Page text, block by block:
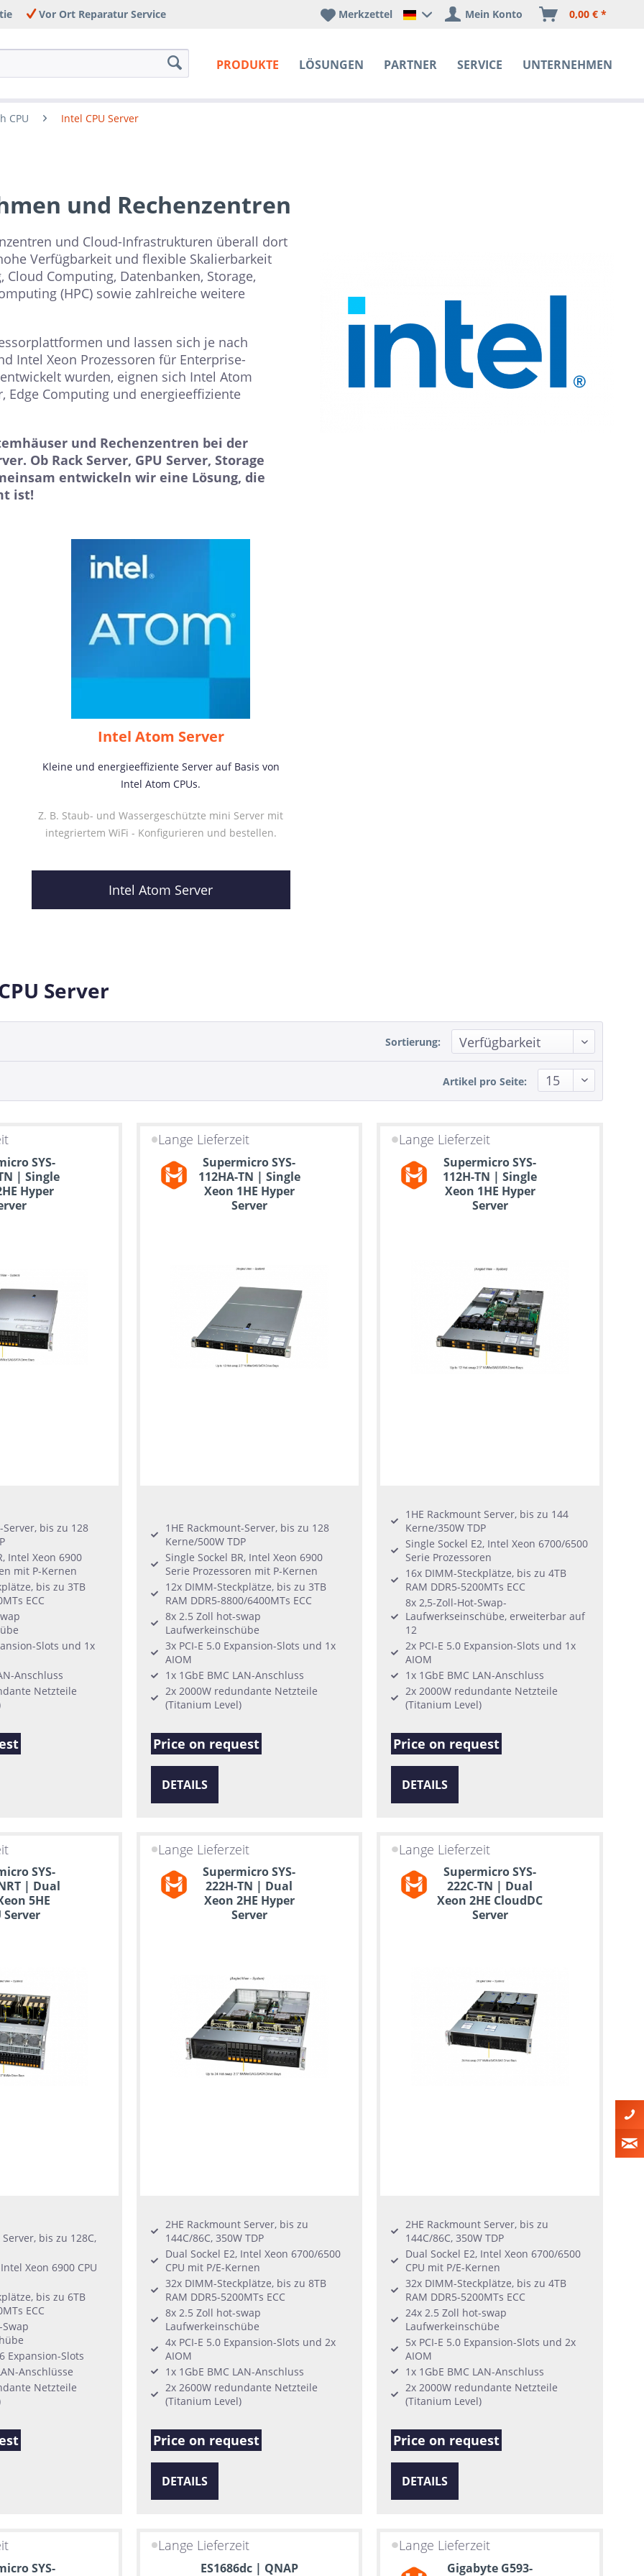
Vor Ort Reparatur Service
PRODUKTE LÖSUNGEN PARTNER SERVICE UNTERNEHMEN
Happyware Deutschland
Merkzettel Mein Konto 0,00 € *
CPU Intel CPU Server
und Rechenzentren
und Cloud-Infrastrukturen überall dort
Verfügbarkeit und flexible Skalierbarkeit
Computing, Datenbanken, Storage,
(HPC) sowie zahlreiche weitere
und lassen sich je nach
Intel Xeon Prozessoren für Enterprise-
wurden, eignen sich Intel Atom
Edge Computing und energieeffiziente
und Rechenzentren bei der
Ob Rack Server, GPU Server, Storage
entwickeln wir eine Lösung, die
ist!
Intel Atom Server
Kleine und energieeffiziente Server auf Basis von
Intel Atom CPUs.
Z. B. Staub- und Wassergeschützte mini Server mit
integriertem WiFi - Konfigurieren und bestellen.
Intel Atom Server
Server
Sortierung:
Artikel pro Seite:
SYS-
| Single
Hyper
Server, bis zu 128
Intel Xeon 6900
mit P-Kernen
bis zu 3TB
ECC
Slots und 1x
Anschluss
Netzteile
Lange Lieferzeit
Supermicro SYS-
112HA-TN | Single
Xeon 1HE Hyper
Server
1HE Rackmount-Server, bis zu 128
Kerne/500W TDP
Single Sockel BR, Intel Xeon 6900
Serie Prozessoren mit P-Kernen
12x DIMM-Steckplätze, bis zu 3TB
RAM DDR5-8800/6400MTs ECC
8x 2.5 Zoll hot-swap
Laufwerkeinschübe
3x PCI-E 5.0 Expansion-Slots und 1x
AIOM
1x 1GbE BMC LAN-Anschluss
2x 2000W redundante Netzteile
(Titanium Level)
Price on request
DETAILS
Lange Lieferzeit
Supermicro SYS-
112H-TN | Single
Xeon 1HE Hyper
Server
1HE Rackmount Server, bis zu 144
Kerne/350W TDP
Single Sockel E2, Intel Xeon 6700/6500
Serie Prozessoren
16x DIMM-Steckplätze, bis zu 4TB
RAM DDR5-5200MTs ECC
8x 2,5-Zoll-Hot-Swap-
Laufwerkseinschübe, erweiterbar auf
12
2x PCI-E 5.0 Expansion-Slots und 1x
AIOM
1x 1GbE BMC LAN-Anschluss
2x 2000W redundante Netzteile
(Titanium Level)
Price on request
DETAILS
SYS-
| Dual
5HE
Server
bis zu 128C,
Xeon 6900 CPU
bis zu 6TB
ECC
Expansion-Slots
Anschlüsse
Netzteile
Lange Lieferzeit
Supermicro SYS-
222H-TN | Dual
Xeon 2HE Hyper
Server
2HE Rackmount Server, bis zu
144C/86C, 350W TDP
Dual Sockel E2, Intel Xeon 6700/6500
CPU mit P/E-Kernen
32x DIMM-Steckplätze, bis zu 8TB
RAM DDR5-5200MTs ECC
8x 2.5 Zoll hot-swap
Laufwerkeinschübe
4x PCI-E 5.0 Expansion-Slots und 2x
AIOM
1x 1GbE BMC LAN-Anschluss
2x 2600W redundante Netzteile
(Titanium Level)
Price on request
DETAILS
Lange Lieferzeit
Supermicro SYS-
222C-TN | Dual
Xeon 2HE CloudDC
Server
2HE Rackmount Server, bis zu
144C/86C, 350W TDP
Dual Sockel E2, Intel Xeon 6700/6500
CPU mit P/E-Kernen
32x DIMM-Steckplätze, bis zu 4TB
RAM DDR5-5200MTs ECC
24x 2.5 Zoll hot-swap
Laufwerkeinschübe
5x PCI-E 5.0 Expansion-Slots und 2x
AIOM
1x 1GbE BMC LAN-Anschluss
2x 2000W redundante Netzteile
(Titanium Level)
Price on request
DETAILS
SYS-
Lange Lieferzeit
ES1686dc | QNAP
Lange Lieferzeit
Gigabyte G593-